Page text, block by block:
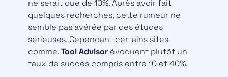
ne serait que de 10%. Après avoir fait
quelques recherches, cette rumeur ne
semble pas avérée par des études
sérieuses. Cependant certains sites
comme,Tool Advisorévoquent plutôt un
taux de succès compris entre 10 et 40%.